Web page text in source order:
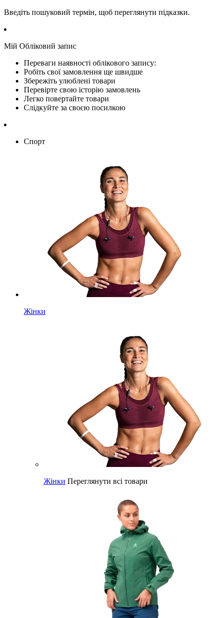
Введіть пошуковий термін, щоб переглянути підказки.
Мій Обліковий запис
Переваги наявності облікового запису:
Робіть свої замовлення ще швидше
Збережіть улюблені товари
Перевірте свою історію замовлень
Легко повертайте товари
Слідкуйте за своєю посилкою
Спорт
Жінки
Жінки Переглянути всі товари